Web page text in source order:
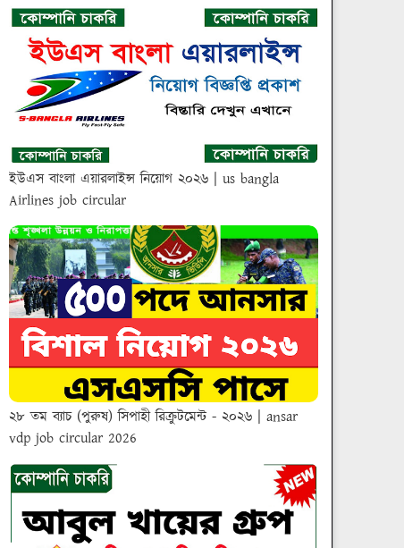
ইউএস বাংলা এয়ারলাইন্স নিয়োগ ২০২৬ | us bangla
Airlines job circular
২৮ তম ব্যাচ (পুরুষ) সিপাহী রিক্রুটমেন্ট - ২০২৬ | ansar
vdp job circular 2026